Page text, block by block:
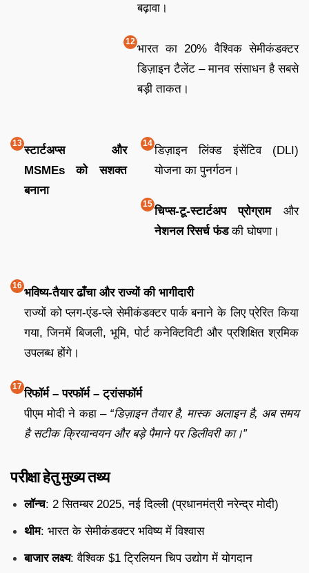
बढ़ावा।
भारत का 20% वैश्विक सेमीकंडक्टर
डिज़ाइन टैलेंट – मानव संसाधन है सबसे
बड़ी ताकत।
स्टार्टअप्स और
MSMEs को सशक्त
बनाना
डिज़ाइन लिंक्ड इंसेंटिव (DLI)
योजना का पुनर्गठन।
चिप्स-टू-स्टार्टअप प्रोग्रामऔर
नेशनल रिसर्च फंडकी घोषणा।
भविष्य-तैयार ढाँचा और राज्यों की भागीदारी
राज्यों को प्लग-एंड-प्ले सेमीकंडक्टर पार्क बनाने के लिए प्रेरित किया
गया, जिनमें बिजली, भूमि, पोर्ट कनेक्टिविटी और प्रशिक्षित श्रमिक
उपलब्ध होंगे।
रिफॉर्म – परफॉर्म – ट्रांसफॉर्म
पीएम मोदी ने कहा – “डिज़ाइन तैयार है, मास्क अलाइन है, अब समय
है सटीक क्रियान्वयन और बड़े पैमाने पर डिलीवरी का।”
परीक्षा हेतु मुख्य तथ्य
लॉन्च: 2 सितम्बर 2025, नई दिल्ली (प्रधानमंत्री नरेन्द्र मोदी)
थीम: भारत के सेमीकंडक्टर भविष्य में विश्वास
बाजार लक्ष्य: वैश्विक $1 ट्रिलियन चिप उद्योग में योगदान